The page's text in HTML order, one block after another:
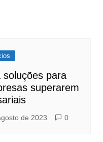
soluções para
superarem
de 2023 0